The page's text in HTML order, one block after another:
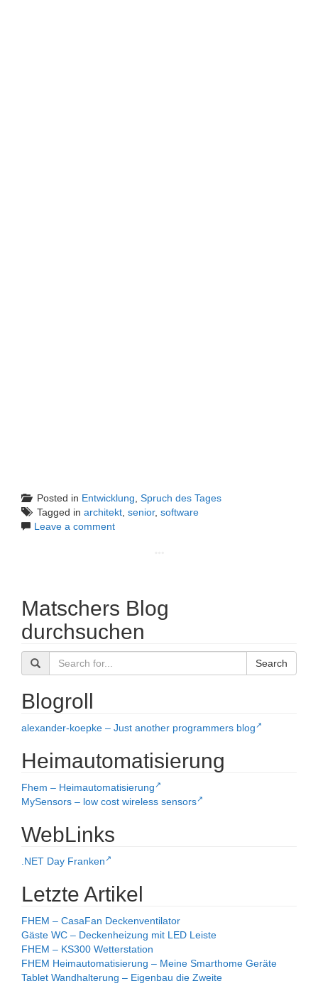
Posted in Entwicklung, Spruch des Tages
Tagged in architekt, senior, software
Leave a comment
Matschers Blog
durchsuchen
Search
Blogroll
alexander-koepke – Just another programmers blog
Heimautomatisierung
Fhem – Heimautomatisierung
MySensors – low cost wireless sensors
WebLinks
.NET Day Franken
Letzte Artikel
FHEM – CasaFan Deckenventilator
Gäste WC – Deckenheizung mit LED Leiste
FHEM – KS300 Wetterstation
FHEM Heimautomatisierung – Meine Smarthome Geräte
Tablet Wandhalterung – Eigenbau die Zweite